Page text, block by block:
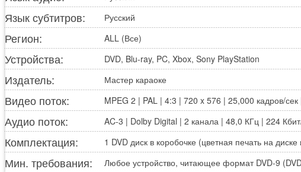
Язык субтитров: Русский
Регион: ALL (Все)
Устройства: DVD, Blu-ray, PC, Xbox, Sony PlayStation
Издатель: Мастер караоке
Видео поток: MPEG 2 | PAL | 4:3 | 720 x 576 | 25,000 кадров/сек
Аудио поток: AC-3 | Dolby Digital | 2 канала | 48,0 КГц | 224
Комплектация: 1 DVD диск в коробочке (цветная печать на диске
Мин. требования:
Любое устройство, читающее формат DVD-9